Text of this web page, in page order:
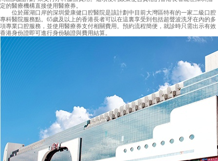
定的醫療機構直接使用醫療券。
位於羅湖口岸的深圳 愛康健口腔醫院是該計劃中目前大灣區特有的一家二級口腔
專科醫院服務點。65歲及以上的香港長者可以在這裏享受到包括超聲波洗牙在內的多
項專業口腔服務，並使用醫療券支付相關費用。預約流程簡便，就診時只需出示有效
香港身份證即可進行身份驗證與費用結算。